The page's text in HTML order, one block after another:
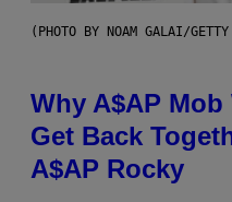
(PHOTO BY NOAM GALAI/
Why A$AP
Get Back
A$AP Rocky